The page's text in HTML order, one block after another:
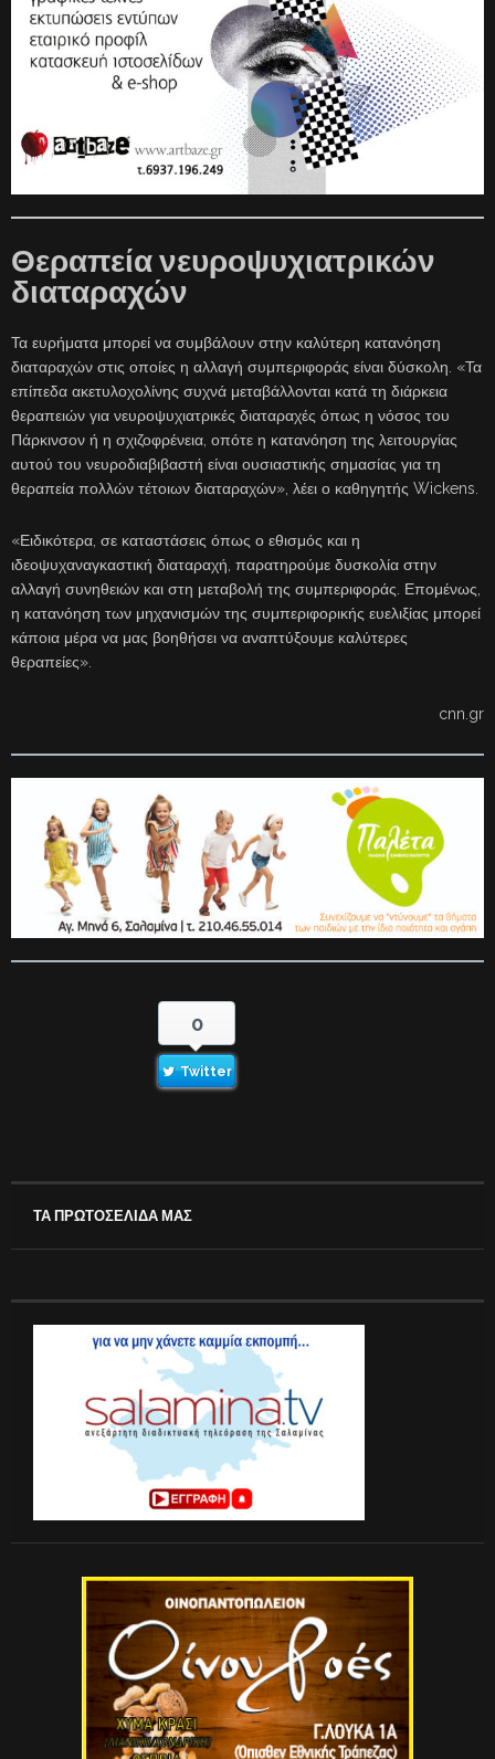
Θεραπεία νευροψυχιατρικών
διαταραχών
Τα ευρήματα μπορεί να συμβάλουν στην καλύτερη κατανόηση
διαταραχών στις οποίες η αλλαγή συμπεριφοράς είναι δύσκολη. «Τα
επίπεδα ακετυλοχολίνης συχνά μεταβάλλονται κατά τη διάρκεια
θεραπειών για νευροψυχιατρικές διαταραχές όπως η νόσος του
Πάρκινσον ή η σχιζοφρένεια, οπότε η κατανόηση της λειτουργίας
αυτού του νευροδιαβιβαστή είναι ουσιαστικής σημασίας για τη
θεραπεία πολλών τέτοιων διαταραχών», λέει ο καθηγητής Wickens.
«Ειδικότερα, σε καταστάσεις όπως ο εθισμός και η
ιδεοψυχαναγκαστική διαταραχή, παρατηρούμε δυσκολία στην
αλλαγή συνηθειών και στη μεταβολή της συμπεριφοράς. Επομένως,
η κατανόηση των μηχανισμών της συμπεριφορικής ευελιξίας μπορεί
κάποια μέρα να μας βοηθήσει να αναπτύξουμε καλύτερες
θεραπείες».
cnn.gr
0
Twitter
ΤΑ ΠΡΩΤΟΣΕΛΙΔΑ ΜΑΣ